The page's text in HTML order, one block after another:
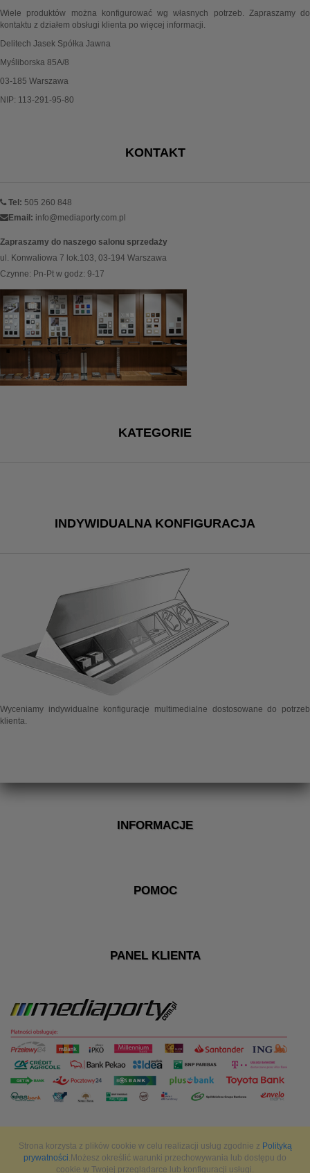
Wiele produktów można konfigurować wg własnych potrzeb. Zapraszamy do
kontaktu z działem obsługi klienta po więcej informacji.
Delitech Jasek Spółka Jawna
Myśliborska 85A/8
03-185 Warszawa
NIP: 113-291-95-80
KONTAKT
Tel: 505 260 848
Email: info@mediaporty.com.pl
Zapraszamy do naszego salonu sprzedaży
ul. Konwaliowa 7 lok.103, 03-194 Warszawa
Czynne: Pn-Pt w godz: 9-17
KATEGORIE
INDYWIDUALNA KONFIGURACJA
Wyceniamy indywidualne konfiguracje multimedialne dostosowane do potrzeb
klienta.
INFORMACJE
POMOC
PANEL KLIENTA
Strona korzysta z plików cookie w celu realizacji usług zgodnie z Polityką
prywatności.Możesz określić warunki przechowywania lub dostępu do
cookie w Twojej przeglądarce lub konfiguracji usługi.